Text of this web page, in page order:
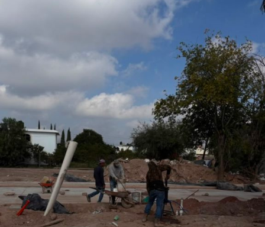
o que permitirá fortalecer la promoción turística y cultural
del municipio.
Por último, la presidenta concejal invitó a las y los
asistentes a visitar el stand de Villa de Pozos y conocer
la oferta que tiene el municipio, entre la que destacan su
gastronomía y sus tradiciones, como la emblemática
Procesión de los Cristos, una de las celebraciones que
forman parte de su identidad cultural.